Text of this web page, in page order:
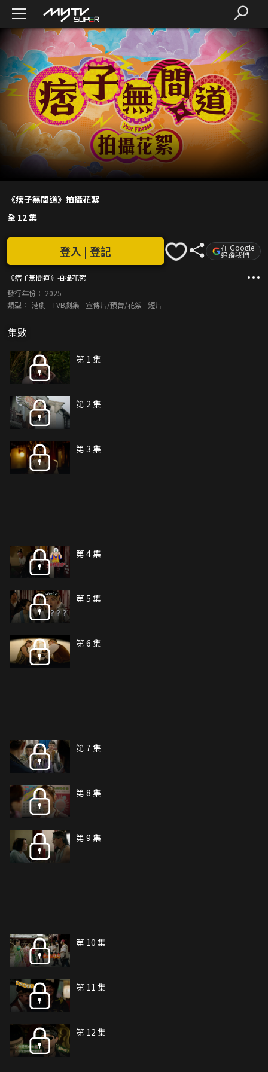
《痞子無間道》拍攝花絮
全 12 集
《痞子無間道》拍攝花絮
登入 | 登記 在 Google
追蹤我們
發行年份： 2025
類型： 港劇 TVB劇集 宣傳片/預告/花絮 短片
集數
第 1 集
第 2 集
第 3 集
第 4 集
第 5 集
第 6 集
第 7 集
第 8 集
第 9 集
第 10 集
第 11 集
第 12 集